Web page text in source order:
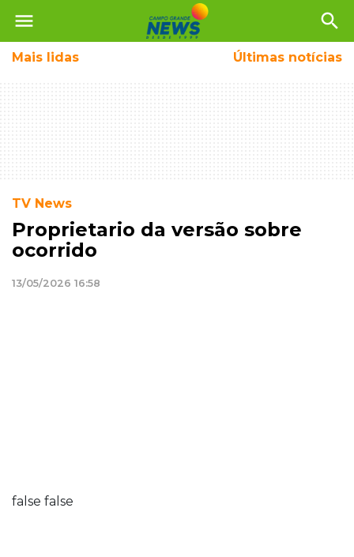
menu search
Mais lidas Últimas notícias
TV News
Proprietario da versão sobre
ocorrido
13/05/2026 16:58
false false